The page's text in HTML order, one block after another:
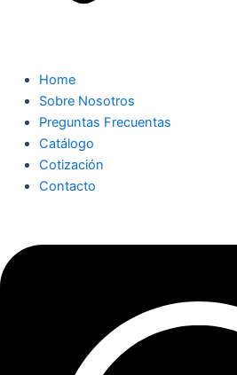
Home
Sobre Nosotros
Preguntas Frecuentas
Catálogo
Cotización
Contacto